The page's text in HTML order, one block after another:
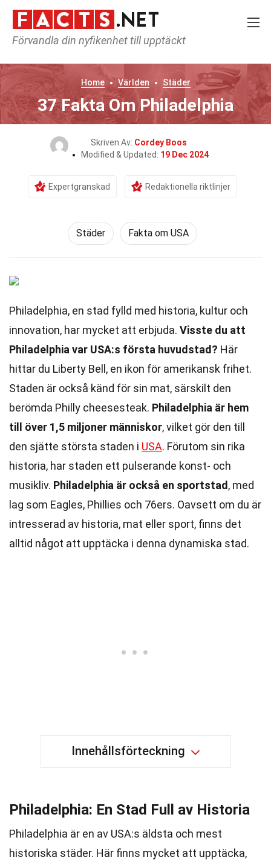
Förvandla din nyfikenhet till upptäckt
Home Världen Städer
37 Fakta Om Philadelphia
Skriven Av: Cordey Boos
Modified & Updated: 19 Dec 2024
Expertgranskad Redaktionella riktlinjer
Städer Fakta om USA
Philadelphia, en stad fylld med historia, kultur och
innovation, har mycket att erbjuda. Visste du att
Philadelphia var USA:s första huvudstad? Här
hittar du Liberty Bell, en ikon för amerikansk frihet.
Staden är också känd för sin mat, särskilt den
berömda Philly cheesesteak. Philadelphia är hem
till över 1,5 miljoner människor, vilket gör den till
den sjätte största staden i USA. Förutom sin rika
historia, har staden ett pulserande konst- och
musikliv. Philadelphia är också en sportstad , med
lag som Eagles, Phillies och 76ers. Oavsett om du är
intresserad av historia, mat eller sport, finns det
alltid något att upptäcka i denna dynamiska stad.
Innehållsförteckning
Philadelphia: En Stad Full av Historia
Philadelphia är en av USA:s äldsta och mest
historiska städer. Här finns mycket att upptäcka,